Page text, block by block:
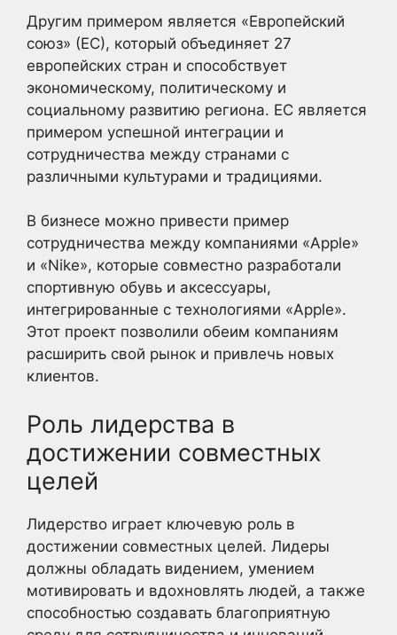
Другим примером является «Европейский
союз» (ЕС), который объединяет 27
европейских стран и способствует
экономическому, политическому и
социальному развитию региона. ЕС является
примером успешной интеграции и
сотрудничества между странами с
различными культурами и традициями.
В бизнесе можно привести пример
сотрудничества между компаниями «Apple»
и «Nike», которые совместно разработали
спортивную обувь и аксессуары,
интегрированные с технологиями «Apple».
Этот проект позволили обеим компаниям
расширить свой рынок и привлечь новых
клиентов.
Роль лидерства в
достижении совместных
целей
Лидерство играет ключевую роль в
достижении совместных целей. Лидеры
должны обладать видением, умением
мотивировать и вдохновлять людей, а также
способностью создавать благоприятную